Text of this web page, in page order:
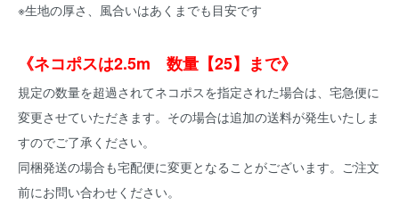
※生地の厚さ、風合いはあくまでも目安です
《ネコポスは2.5m 数量【25】まで》
規定の数量を超過されてネコポスを指定された場合は、宅急便に
変更させていただきます。その場合は追加の送料が発生いたしま
すのでご了承ください。
同梱発送の場合も宅配便に変更となることがございます。ご注文
前にお問い合わせください。